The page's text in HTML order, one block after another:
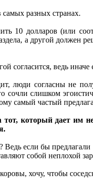
разных странах.
10 долларов (или
а другой должен
согласится, ведь
люди согласны не
сочли слишком
самый частый
который дает им
если бы
собой неплохой
хочу, чтобы